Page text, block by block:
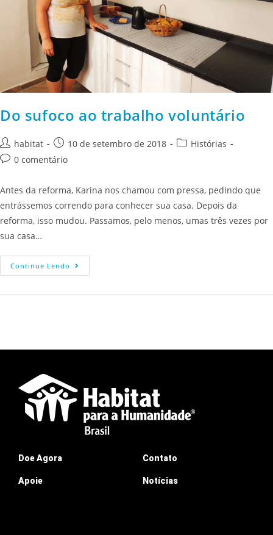
Do sufoco ao trabalho voluntário
habitat 10 de setembro de 2018
Histórias
0 comentário
Antes da reforma, Karina nos chamou com pressa, pedindo que
entrássemos correndo para conhecer sua casa. Depois da
reforma, isso mudou. Passamos, pelo menos, umas três vezes por
sua casa…
Continue Lendo
Doe Agora
Apoie
Contato
Notícias